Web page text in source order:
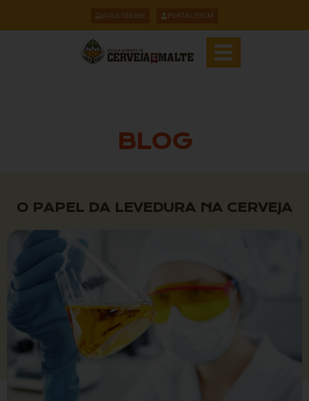
AULA ONLINE PORTAL ESCM
BLOG
O PAPEL DA LEVEDURA NA CERVEJA